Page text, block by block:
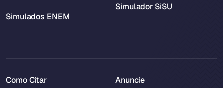
Simulados ENEM
Simulador SiSU
Como Citar Anuncie